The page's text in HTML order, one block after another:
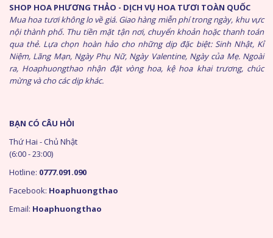
SHOP HOA PHƯƠNG THẢO - DỊCH VỤ HOA TƯƠI TOÀN QUỐC
Mua hoa tươi không lo về giá. Giao hàng miễn phí trong ngày, khu vực
nội thành phố. Thu tiền mặt tận nơi, chuyển khoản hoặc thanh toán
qua thẻ. Lựa chọn hoàn hảo cho những dịp đặc biệt: Sinh Nhật, Kỉ
Niệm, Lãng Mạn, Ngày Phụ Nữ, Ngày Valentine, Ngày của Mẹ. Ngoài
ra, Hoaphuongthao nhận đặt vòng hoa, kệ hoa khai trương, chúc
mừng và cho các dịp khác.
BẠN CÓ CÂU HỎI
Thứ Hai - Chủ Nhật
(6:00 - 23:00)
Hotline: 0777.091.090
Facebook: Hoaphuongthao
Email: Hoaphuongthao